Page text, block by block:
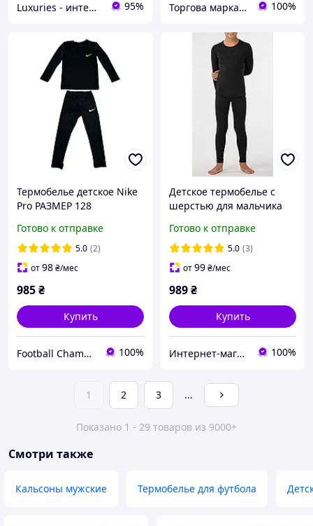
Luxuries - интернет-магазин одежды и нижнего белья Luxuries 95% Торгова марка "Наталюкс" 100%
Термобелье детское Nike
Pro РАЗМЕР 128
Готово к отправке
5.0 (2)
от98₴/мес
985₴
Купить
Football Champion 100%
Детское термобелье с
шерстью для мальчика
Готово к отправке
5.0 (3)
от99₴/мес
989₴
Купить
Интернет-магазин «Техномарин» 100%
1 2 3 ...
Показано 1 - 29 товаров из 9000+
Смотри также
Кальсоны мужские Термобелье для футбола